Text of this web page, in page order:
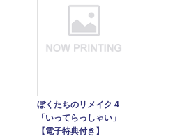
ぼくたちのリメイク 4
「いってらっしゃい」
【電子特典付き】